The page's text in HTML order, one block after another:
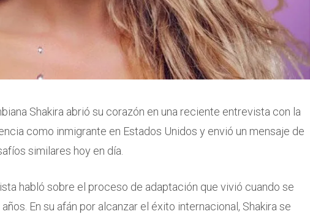
Shakira abrió su corazón en una reciente entrevista con la
como inmigrante en Estados Unidos y envió un mensaje de
similares hoy en día.
habló sobre el proceso de adaptación que vivió cuando se
En su afán por alcanzar el éxito internacional, Shakira se